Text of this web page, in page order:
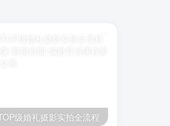
级婚礼摄影实拍全流程